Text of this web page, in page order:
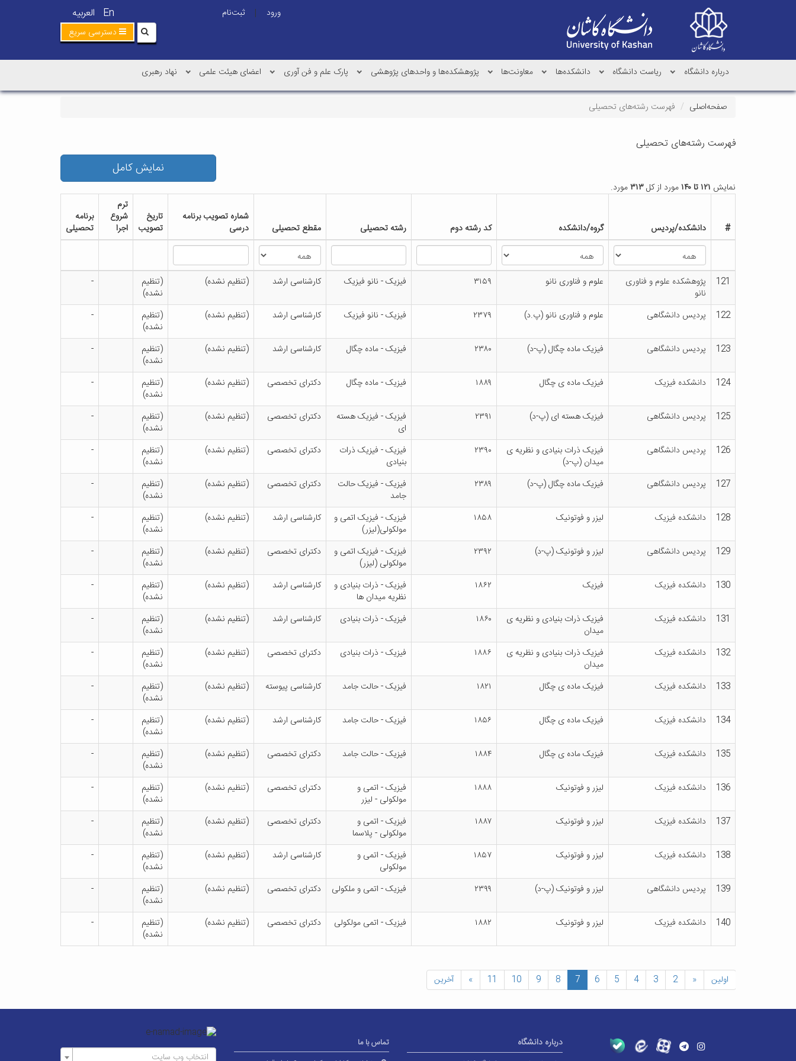
En العربیه ورود |
ثبت‌نام
دسترسی سریع
درباره دانشگاه ریاست دانشگاه دانشکده‌ها معاونت‌ها پژوهشکده‌ها و واحدهای پژوهشی پارک علم و فن آوری اعضای هیئت علمی نهاد رهبری
صفحه‌اصلی فهرست رشته‌های تحصیلی
فهرست رشته‌های تحصیلی
نمایش کامل
نمایش ۱۲۱ تا ۱۴۰ مورد از کل۳۱۳مورد.
# دانشکده/پردیس گروه/دانشکده کد رشته دوم رشته تحصیلی مقطع تحصیلی
شماره تصویب برنامه
درسی
تاریخ
تصویب
ترم
شروع
اجرا
برنامه
تحصیلی
121
پژوهشکده علوم و فناوری
نانو
علوم و فناوری نانو ۳۱۵۹ فیزیک - نانو فیزیک کارشناسی ارشد (تنظیم نشده)
(تنظیم
نشده)
-
122 پردیس دانشگاهی علوم و فناوری نانو (پ.د) ۲۳۷۹ فیزیک - نانو فیزیک کارشناسی ارشد (تنظیم نشده)
(تنظیم
نشده)
-
123 پردیس دانشگاهی فیزیک ماده چگال (پ-د) ۲۳۸۰ فیزیک - ماده چگال کارشناسی ارشد (تنظیم نشده)
(تنظیم
نشده)
-
124 دانشکده فیزیک فیزیک ماده ی چگال ۱۸۸۹ فیزیک - ماده چگال دکترای تخصصی (تنظیم نشده)
(تنظیم
نشده)
-
125 پردیس دانشگاهی فیزیک هسته ای (پ-د) ۲۳۹۱
فیزیک - فیزیک هسته
ای
دکترای تخصصی (تنظیم نشده)
(تنظیم
نشده)
-
126 پردیس دانشگاهی
فیزیک ذرات بنیادی و نظریه ی
میدان (پ-د)
۲۳۹۰
فیزیک - فیزیک ذرات
بنیادی
دکترای تخصصی (تنظیم نشده)
(تنظیم
نشده)
-
127 پردیس دانشگاهی فیزیک ماده چگال (پ-د) ۲۳۸۹
فیزیک - فیزیک حالت
جامد
دکترای تخصصی (تنظیم نشده)
(تنظیم
نشده)
-
128 دانشکده فیزیک لیزر و فوتونیک ۱۸۵۸
فیزیک - فیزیک اتمی و
مولکولی(لیزر)
کارشناسی ارشد (تنظیم نشده)
(تنظیم
نشده)
-
129 پردیس دانشگاهی لیزر و فوتونیک (پ-د) ۲۳۹۲
فیزیک - فیزیک اتمی و
مولکولی (لیزر)
دکترای تخصصی (تنظیم نشده)
(تنظیم
نشده)
-
130 دانشکده فیزیک فیزیک ۱۸۶۲
فیزیک - ذرات بنیادی و
نظریه میدان ها
کارشناسی ارشد (تنظیم نشده)
(تنظیم
نشده)
-
131 دانشکده فیزیک
فیزیک ذرات بنیادی و نظریه ی
میدان
۱۸۶۰ فیزیک - ذرات بنیادی کارشناسی ارشد (تنظیم نشده)
(تنظیم
نشده)
-
132 دانشکده فیزیک
فیزیک ذرات بنیادی و نظریه ی
میدان
۱۸۸۶ فیزیک - ذرات بنیادی دکترای تخصصی (تنظیم نشده)
(تنظیم
نشده)
-
133 دانشکده فیزیک فیزیک ماده ی چگال ۱۸۲۱ فیزیک - حالت جامد کارشناسی پیوسته (تنظیم نشده)
(تنظیم
نشده)
-
134 دانشکده فیزیک فیزیک ماده ی چگال ۱۸۵۶ فیزیک - حالت جامد کارشناسی ارشد (تنظیم نشده)
(تنظیم
نشده)
-
135 دانشکده فیزیک فیزیک ماده ی چگال ۱۸۸۴ فیزیک - حالت جامد دکترای تخصصی (تنظیم نشده)
(تنظیم
نشده)
-
136 دانشکده فیزیک لیزر و فوتونیک ۱۸۸۸
فیزیک - اتمی و
مولکولی - لیزر
دکترای تخصصی (تنظیم نشده)
(تنظیم
نشده)
-
137 دانشکده فیزیک لیزر و فوتونیک ۱۸۸۷
فیزیک - اتمی و
مولکولی - پلاسما
دکترای تخصصی (تنظیم نشده)
(تنظیم
نشده)
-
138 دانشکده فیزیک لیزر و فوتونیک ۱۸۵۷
فیزیک - اتمی و
مولکولی
کارشناسی ارشد (تنظیم نشده)
(تنظیم
نشده)
-
139 پردیس دانشگاهی لیزر و فوتونیک (پ-د) ۲۳۹۹ فیزیک - اتمی و ملکولی دکترای تخصصی (تنظیم نشده)
(تنظیم
نشده)
-
140 دانشکده فیزیک لیزر و فوتونیک ۱۸۸۲ فیزیک - اتمی مولکولی دکترای تخصصی (تنظیم نشده)
(تنظیم
نشده)
-
اولین «
2
3
4
5
6
7
8
9
10
11
» آخرین
درباره دانشگاه تماس با ما
انتخاب وب سایت